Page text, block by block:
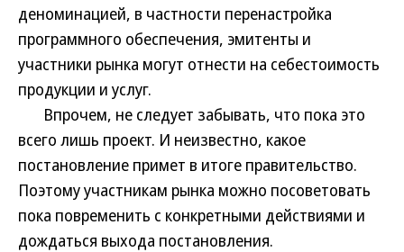
деноминацией, в частности перенастройка
программного обеспечения, эмитенты и
участники рынка могут отнести на себестоимость
продукции и услуг.
Впрочем, не следует забывать, что пока это
всего лишь проект. И неизвестно, какое
постановление примет в итоге правительство.
Поэтому участникам рынка можно посоветовать
пока повременить с конкретными действиями и
дождаться выхода постановления.